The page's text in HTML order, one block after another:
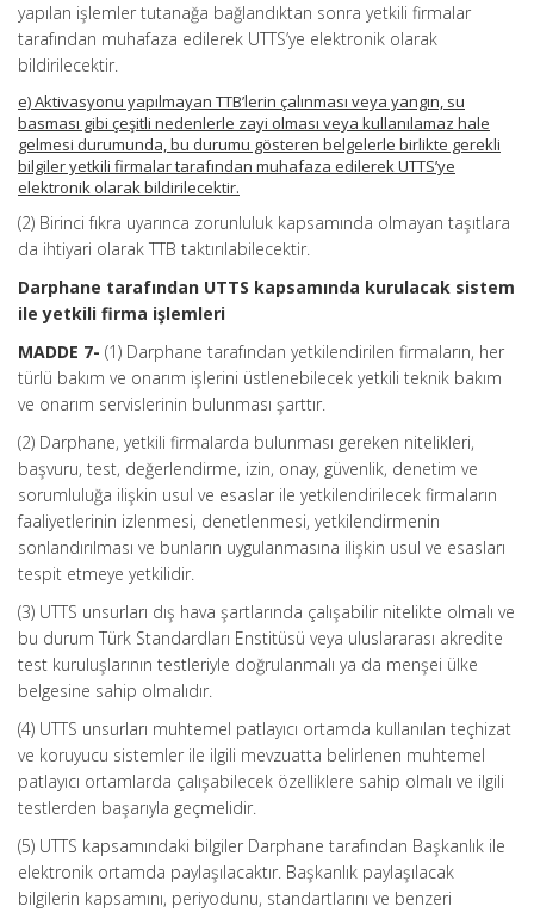
yapılan işlemler tutanağa bağlandıktan sonra yetkili firmalar
tarafından muhafaza edilerek UTTS’ye elektronik olarak
bildirilecektir.
e) Aktivasyonu yapılmayan TTB’lerin çalınması veya yangın, su
basması gibi çeşitli nedenlerle zayi olması veya kullanılamaz hale
gelmesi durumunda, bu durumu gösteren belgelerle birlikte gerekli
bilgiler yetkili firmalar tarafından muhafaza edilerek UTTS’ye
elektronik olarak bildirilecektir.
(2) Birinci fıkra uyarınca zorunluluk kapsamında olmayan taşıtlara
da ihtiyari olarak TTB taktırılabilecektir.
Darphane tarafından UTTS kapsamında kurulacak sistem
ile yetkili firma işlemleri
MADDE 7- (1) Darphane tarafından yetkilendirilen firmaların, her
türlü bakım ve onarım işlerini üstlenebilecek yetkili teknik bakım
ve onarım servislerinin bulunması şarttır.
(2) Darphane, yetkili firmalarda bulunması gereken nitelikleri,
başvuru, test, değerlendirme, izin, onay, güvenlik, denetim ve
sorumluluğa ilişkin usul ve esaslar ile yetkilendirilecek firmaların
faaliyetlerinin izlenmesi, denetlenmesi, yetkilendirmenin
sonlandırılması ve bunların uygulanmasına ilişkin usul ve esasları
tespit etmeye yetkilidir.
(3) UTTS unsurları dış hava şartlarında çalışabilir nitelikte olmalı ve
bu durum Türk Standardları Enstitüsü veya uluslararası akredite
test kuruluşlarının testleriyle doğrulanmalı ya da menşei ülke
belgesine sahip olmalıdır.
(4) UTTS unsurları muhtemel patlayıcı ortamda kullanılan teçhizat
ve koruyucu sistemler ile ilgili mevzuatta belirlenen muhtemel
patlayıcı ortamlarda çalışabilecek özelliklere sahip olmalı ve ilgili
testlerden başarıyla geçmelidir.
(5) UTTS kapsamındaki bilgiler Darphane tarafından Başkanlık ile
elektronik ortamda paylaşılacaktır. Başkanlık paylaşılacak
bilgilerin kapsamını, periyodunu, standartlarını ve benzeri